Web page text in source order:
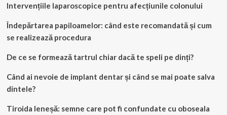
Intervențiile laparoscopice pentru afecțiunile colonului
Îndepărtarea papiloamelor: când este recomandată și cum
se realizează procedura
De ce se formează tartrul chiar dacă te speli pe dinți?
Când ai nevoie de implant dentar și când se mai poate salva
dintele?
Tiroida leneșă: semne care pot fi confundate cu oboseala